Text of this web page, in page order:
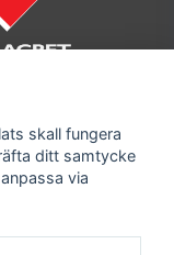
och
skall fungera
ditt samtycke
via